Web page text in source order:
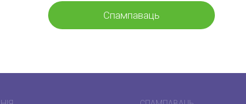
Спампаваць